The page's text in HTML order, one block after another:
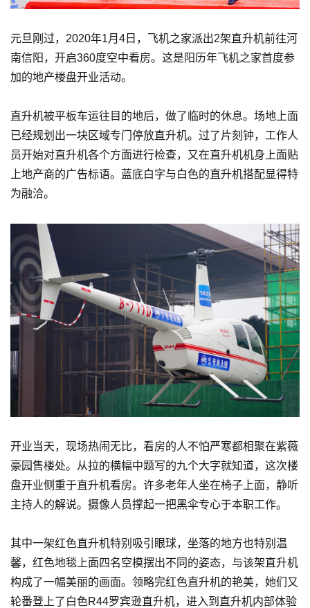
元旦刚过，2020年1月4日，飞机之家派出2架直升机前往河
南信阳，开启360度空中看房。这是阳历年飞机之家首度参
加的地产楼盘开业活动。
直升机被平板车运往目的地后，做了临时的休息。场地上面
已经规划出一块区域专门停放直升机。过了片刻钟，工作人
员开始对直升机各个方面进行检查，又在直升机机身上面贴
上地产商的广告标语。蓝底白字与白色的直升机搭配显得特
为融洽。
开业当天，现场热闹无比，看房的人不怕严寒都相聚在紫薇
豪园售楼处。从拉的横幅中题写的九个大字就知道，这次楼
盘开业侧重于直升机看房。许多老年人坐在椅子上面，静听
主持人的解说。摄像人员撑起一把黑伞专心于本职工作。
其中一架红色直升机特别吸引眼球，坐落的地方也特别温
馨，红色地毯上面四名空模摆出不同的姿态，与该架直升机
构成了一幅美丽的画面。领略完红色直升机的艳美，她们又
轮番登上了白色R44罗宾逊直升机，进入到直升机内部体验